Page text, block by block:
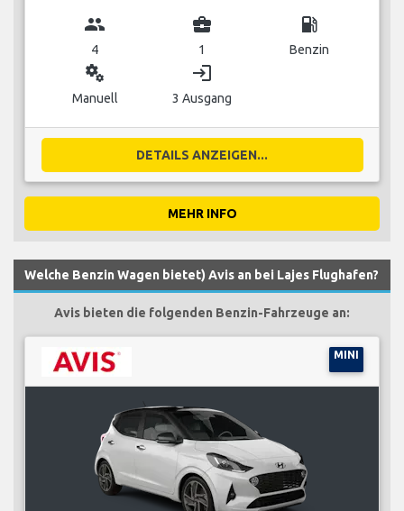
group
4
business_center
1
local_gas_station
Benzin
miscellaneous_services
Manuell
login
3 Ausgang
DETAILS ANZEIGEN...
MEHR INFO
Welche Benzin Wagen bietet) Avis an bei Lajes Flughafen?
Avis bieten die folgenden Benzin-Fahrzeuge an:
MINI